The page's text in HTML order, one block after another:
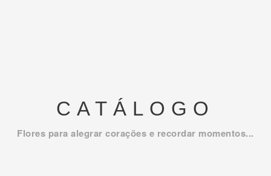
CATÁLOGO
Flores para alegrar corações e recordar momentos...